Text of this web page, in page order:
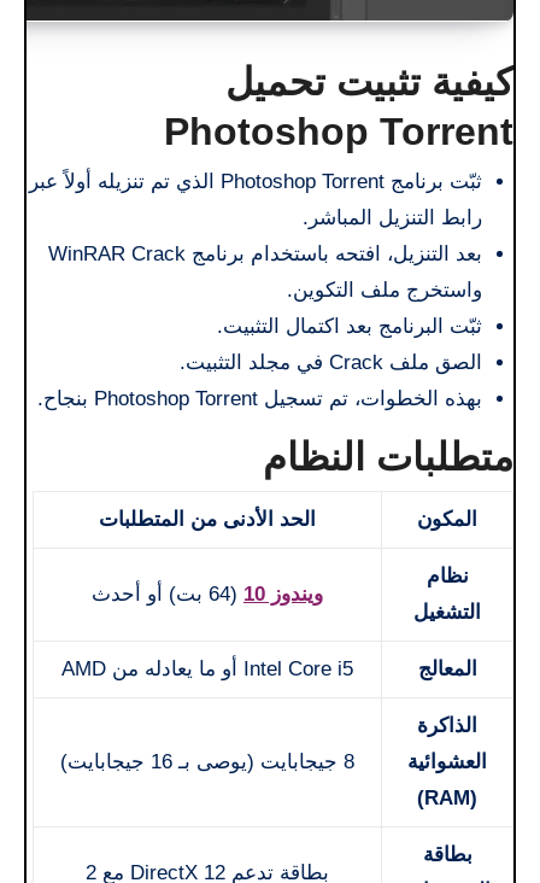
كيفية تثبيت تحميل
Photoshop Torrent
ثبّت برنامج Photoshop Torrent الذي تم تنزيله أولاً عبر
رابط التنزيل المباشر.
بعد التنزيل، افتحه باستخدام برنامج WinRAR Crack
واستخرج ملف التكوين.
ثبّت البرنامج بعد اكتمال التثبيت.
الصق ملف Crack في مجلد التثبيت.
بهذه الخطوات، تم تسجيل Photoshop Torrent بنجاح.
متطلبات النظام
المكون الحد الأدنى من المتطلبات
نظام
التشغيل
ويندوز 10 (64 بت) أو أحدث
المعالج Intel Core i5 أو ما يعادله من AMD
الذاكرة
العشوائية
(RAM)
8 جيجابايت (يوصى بـ 16 جيجابايت)
بطاقة
بطاقة تدعم DirectX 12 مع 2